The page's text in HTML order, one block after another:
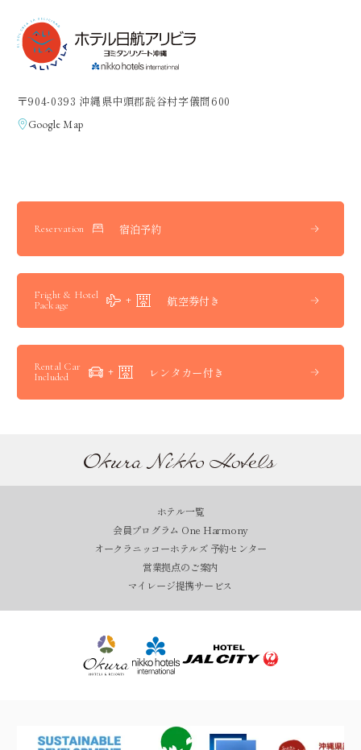
〒904-0393 沖縄県中頭郡読谷村字儀間600
Google Map
Reservation 宿泊予約
Fright & Hotel
Package
航空券付き
Rental Car
Included
レンタカー付き
ホテル一覧
会員プログラム One Harmony
オークラニッコーホテルズ 予約センター
営業拠点のご案内
マイレージ提携サービス